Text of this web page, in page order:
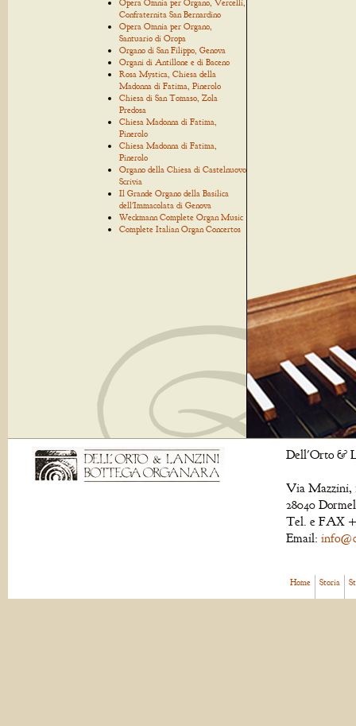
Opera Omnia per Organo, Vercelli,
Confraternita San Bernardino
Opera Omnia per Organo,
Santuario di Oropa
Organo di San Filippo, Genova
Organi di Antillone e di Baceno
Rosa Mystica, Chiesa della
Madonna di Fatima, Pinerolo
Chiesa di San Tomaso, Zola
Predosa
Chiesa Madonna di Fatima,
Pinerolo
Chiesa Madonna di Fatima,
Pinerolo
Organo della Chiesa di Castelnuovo
Scrivia
Il Grande Organo della Basilica
dell'Immacolata di Genova
Weckmann Complete Organ Music
Complete Italian Organ Concertos
Dell'Orto &
Via Mazzini,
28040
Tel. e FAX
Email:
Home Storia